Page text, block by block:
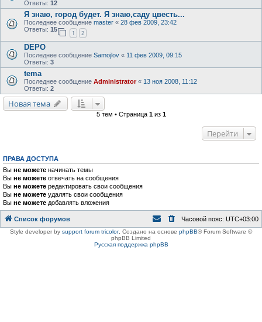
Ответы: 12
Я знаю, город будет. Я знаю,саду цвесть...
Последнее сообщение master « 28 фев 2009, 23:42
Ответы: 15
1 2
DEPO
Последнее сообщение Samojlov « 11 фев 2009, 09:15
Ответы: 3
tema
Последнее сообщение Administrator« 13 ноя 2008, 11:12
Ответы: 2
Новая тема
5 тем • Страница 1из 1
Перейти
ПРАВА ДОСТУПА
Вы не можете начинать темы
Вы не можете отвечать на сообщения
Вы не можете редактировать свои сообщения
Вы не можете удалять свои сообщения
Вы не можете добавлять вложения
Список форумов Часовой пояс: UTC+03:00
Style developer by support forum tricolor, Создано на основе phpBB® Forum Software ©
phpBB Limited
Русская поддержка phpBB